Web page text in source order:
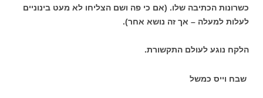
כשרונות הכתיבה שלו. (אם כי פה ושם הצליחו לא מעט בינוניים
לעלות למעלה – אך זה נושא אחר).
הלקח נוגע לעולם התקשורת.
שבח וייס כמשל